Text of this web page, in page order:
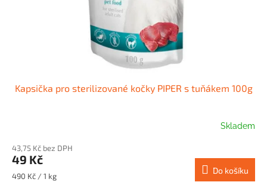
Kapsička pro sterilizované kočky PIPER s tuňákem 100g
Skladem
43,75 Kč bez DPH
49 Kč
Měrná
490 Kč / 1 kg
Do košíku